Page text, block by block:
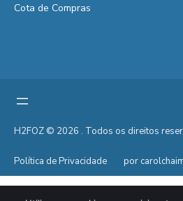
Cota de Compras
H2FOZ © 2026 . Todos os direitos
Política de Privacidade por